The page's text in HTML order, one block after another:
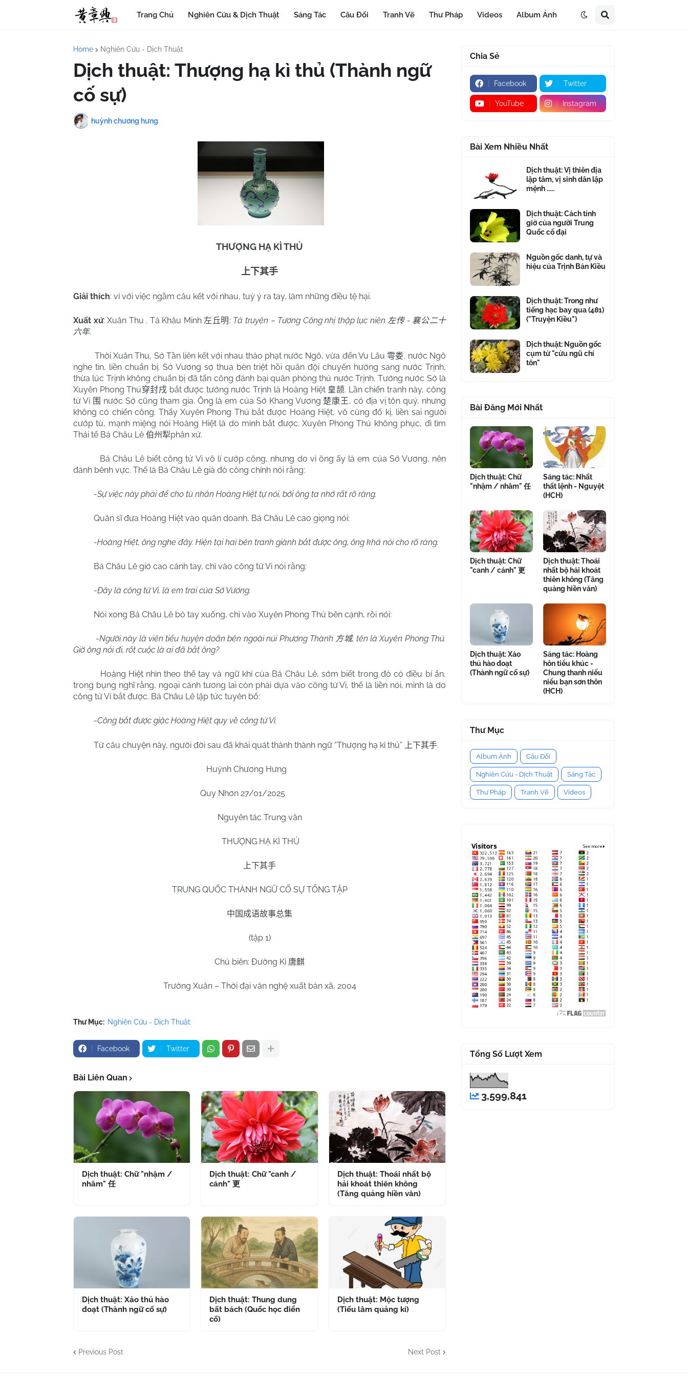
Trang Chủ Nghiên Cứu & Dịch Thuật Sáng Tác Câu Đối Tranh Vẽ Thư Pháp Videos Album Ảnh
Home Nghiên Cứu - Dịch Thuật
Dịch thuật: Thượng hạ kì thủ (Thành ngữ
cố sự)
huỳnh chương hưng
THƯỢNG HẠ KÌ THỦ
上下其手
Giải thích: ví với việc ngầm câu kết với nhau, tuỳ ý ra tay, làm những điều tệ hại.
Xuất xứ: Xuân Thu . Tả Khâu Minh左丘明 : Tả truyện – Tương Công nhị thập lục niên左传- 襄公二十
六年.
Thời Xuân Thu, Sở Tần liên kết với nhau thảo phạt nước Ngô, vừa đến Vu Lâu 雩娄, nước Ngô
nghe tin, liền chuẩn bị. Sở Vương sợ thua bèn triệt hồi quân đội chuyến hướng sang nước Trịnh,
thừa lúc Trịnh không chuẩn bị đã tấn công đánh bại quân phòng thủ nước Trịnh. Tướng nước Sở là
Xuyên Phong Thú穿封戌 bắt được tướng nước Trịnh là Hoàng Hiệt 皇颉. Lần chiến tranh này, công
tử Vi 围 nước Sở cũng tham gia. Ông là em của Sở Khang Vương 楚康王 , có địa vị tôn quý, nhưng
không có chiến công. Thấy Xuyên Phong Thú bắt được Hoàng Hiệt, vô cùng đố kị, liền sai người
cướp tù, mạnh miệng nói Hoàng Hiệt là do mình bắt được. Xuyên Phong Thú không phục, đi tìm
Thái tể Bá Châu Lê 伯州犁phân xử.
Bá Châu Lê biết công tử Vi vô lí cướp công, nhưng do vì ông ấy là em của Sở Vương, nên
đánh bênh vực. Thế là Bá Châu Lê giả đò công chính nói rằng:
-Sự việc này phải để cho tù nhân Hoàng Hiệt tự nói, bởi ông ta nhớ rất rõ ràng.
Quân sĩ đưa Hoàng Hiệt vào quân doanh, Bá Châu Lê cao giọng nói:
-Hoàng Hiệt, ông nghe đây. Hiện tại hai bên tranh giành bắt được ông, ông khá nói cho rõ ràng.
Bá Châu Lê giơ cao cánh tay, chỉ vào công tử Vi nói rằng:
-Đây là công tử Vi, là em trai của Sở Vương.
Nói xong Bá Châu Lê bỏ tay xuống, chỉ vào Xuyên Phong Thú bên cạnh, rồi nói:
-Người này là viên tiểu huyện doãn bên ngoài núi Phương Thành 方城, tên là Xuyên Phong Thú.
Giờ ông nói đi, rốt cuộc là ai đã bắt ông?
Hoàng Hiệt nhìn theo thế tay và ngữ khí của Bá Châu Lê, sớm biết trong đó có điều bí ẩn,
trong bụng nghĩ rằng, ngoại cảnh tương lai còn phải dựa vào công tử Vi, thế là liền nói, mình là do
công tử Vi bắt được. Bá Châu Lê lập tức tuyên bố:
-Công bắt được giặc Hoàng Hiệt quy về công tử Vi.
Từ câu chuyện này, người đời sau đã khái quát thành thành ngữ “Thượng hạ kì thủ” 上下其手.
Huỳnh Chương Hưng
Quy Nhơn 27/01/2025
Nguyên tác Trung văn
THƯỢNG HẠ KÌ THỦ
上下其手
TRUNG QUỐC THÀNH NGỮ CỐ SỰ TỔNG TẬP
中国成语故事总集
(tập 1)
Chủ biên: Đường Kì 唐麒
Trường Xuân – Thời đại văn nghệ xuất bản xã, 2004
Thư Mục: Nghiên Cứu - Dịch Thuật
Facebook Twitter
Bài Liên Quan
Dịch thuật: Chữ "nhậm /
nhâm" 任
Dịch thuật: Chữ "canh /
cánh" 更
Dịch thuật: Thoái nhất bộ
hải khoát thiên không
(Tăng quảng hiền văn)
Dịch thuật: Xảo thủ hào
đoạt (Thành ngữ cố sự)
Dịch thuật: Thung dung
bất bách (Quốc học điển
cố)
Dịch thuật: Mộc tượng
(Tiếu lâm quảng kí)
Previous Post Next Post
Chia Sẻ
Facebook Twitter
YouTube Instagram
Bài Xem Nhiều Nhất
Dịch thuật: Vị thiên địa
lập tâm, vị sinh dân lập
mệnh .....
Dịch thuật: Cách tính
giờ của người Trung
Quốc cổ đại
Nguồn gốc danh, tự và
hiệu của Trịnh Bản Kiều
Dịch thuật: Trong như
tiếng hạc bay qua (481)
("Truyện Kiều")
Dịch thuật: Nguồn gốc
cụm từ "cửu ngũ chí
tôn"
Bài Đăng Mới Nhất
Dịch thuật: Chữ
"nhậm / nhâm" 任
Sáng tác: Nhất
thất lệnh - Nguyệt
(HCH)
Dịch thuật: Chữ
"canh / cánh" 更
Dịch thuật: Thoái
nhất bộ hải khoát
thiên không (Tăng
quảng hiền văn)
Dịch thuật: Xảo
thủ hào đoạt
(Thành ngữ cố sự)
Sáng tác: Hoàng
hôn tiểu khúc -
Chung thanh niểu
niểu bạn sơn thôn
(HCH)
Thư Mục
Album Ảnh Câu Đối
Nghiên Cứu - Dịch Thuật Sáng Tác
Thư Pháp Tranh Vẽ Videos
Tổng Số Lượt Xem
3,599,841